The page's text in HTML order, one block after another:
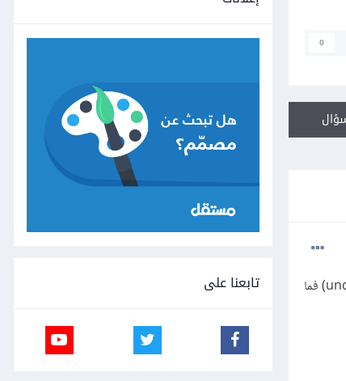
0
أريد التأكد من أن السلسلة النصية تحتوي فقط على حروف وأرقام والخطوط العلوية والسفلية (underscores and dashes) فما
تابعنا على